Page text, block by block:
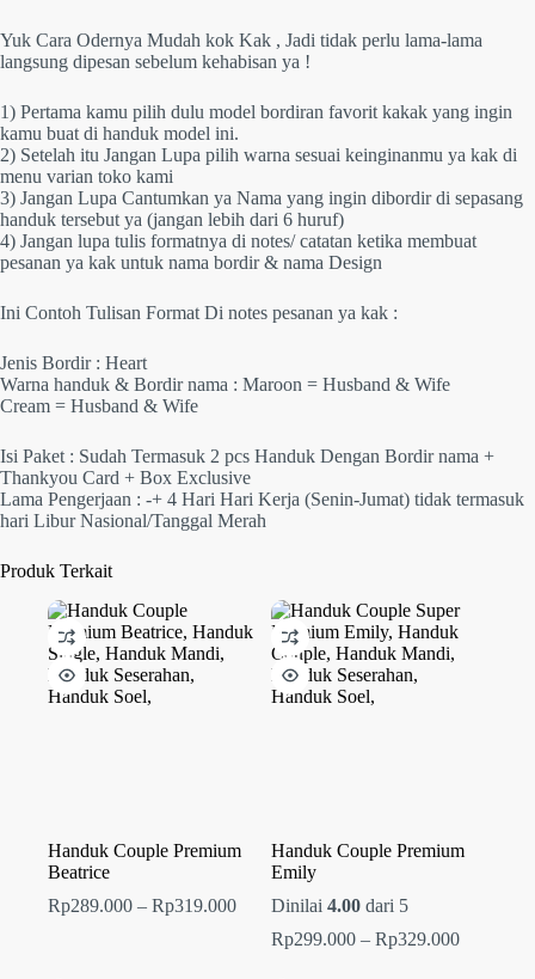
Yuk Cara Odernya Mudah kok Kak , Jadi tidak perlu lama-lama
langsung dipesan sebelum kehabisan ya !
1) Pertama kamu pilih dulu model bordiran favorit kakak yang ingin
kamu buat di handuk model ini.
2) Setelah itu Jangan Lupa pilih warna sesuai keinginanmu ya kak di
menu varian toko kami
3) Jangan Lupa Cantumkan ya Nama yang ingin dibordir di sepasang
handuk tersebut ya (jangan lebih dari 6 huruf)
4) Jangan lupa tulis formatnya di notes/ catatan ketika membuat
pesanan ya kak untuk nama bordir & nama Design
Ini Contoh Tulisan Format Di notes pesanan ya kak :
Jenis Bordir : Heart
Warna handuk & Bordir nama : Maroon = Husband & Wife
Cream = Husband & Wife
Isi Paket : Sudah Termasuk 2 pcs Handuk Dengan Bordir nama +
Thankyou Card + Box Exclusive
Lama Pengerjaan : -+ 4 Hari Hari Kerja (Senin-Jumat) tidak termasuk
hari Libur Nasional/Tanggal Merah
Produk Terkait
Handuk Couple Premium
Beatrice
Rp289.000 – Rp319.000Rentang
Rp289.000
Handuk Couple Premium
Emily
Dinilai 4.00dari 5
Rp299.000 – Rp329.000Rentang